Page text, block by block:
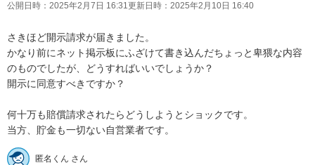
公開日時： 2025年2月7日 16:31更新日時： 2025年2月10日 16:40
さきほど開示請求が届きました。
かなり前にネット掲示板にふざけて書き込んだちょっと卑猥な内容
のものでしたが、どうすればいいでしょうか？
開示に同意すべきですか？
何十万も賠償請求されたらどうしようとショックです。
当方、貯金も一切ない自営業者です。
匿名くん さん